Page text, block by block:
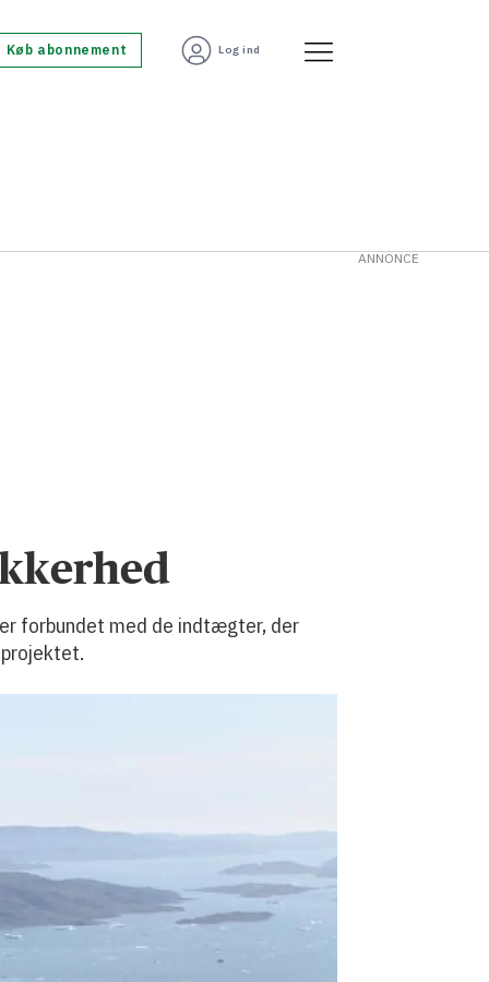
Køb abonnement Log ind
forbundet med de indtægter, der
ANNONCE